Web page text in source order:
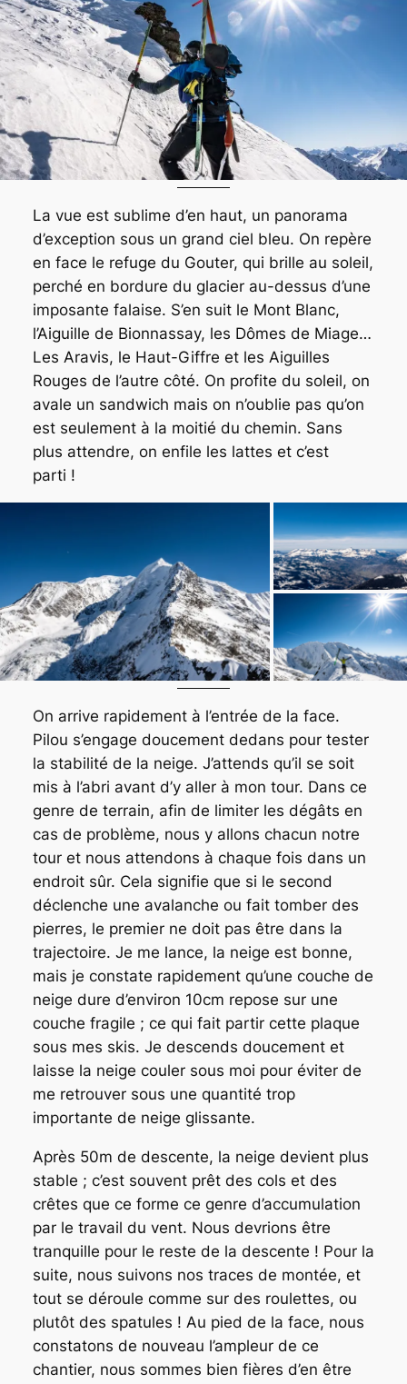
La vue est sublime d’en haut, un panorama
d’exception sous un grand ciel bleu. On repère
en face le refuge du Gouter, qui brille au soleil,
perché en bordure du glacier au-dessus d’une
imposante falaise. S’en suit le Mont Blanc,
l’Aiguille de Bionnassay, les Dômes de Miage…
Les Aravis, le Haut-Giffre et les Aiguilles
Rouges de l’autre côté. On profite du soleil, on
avale un sandwich mais on n’oublie pas qu’on
est seulement à la moitié du chemin. Sans
plus attendre, on enfile les lattes et c’est
parti !
On arrive rapidement à l’entrée de la face.
Pilou s’engage doucement dedans pour tester
la stabilité de la neige. J’attends qu’il se soit
mis à l’abri avant d’y aller à mon tour. Dans ce
genre de terrain, afin de limiter les dégâts en
cas de problème, nous y allons chacun notre
tour et nous attendons à chaque fois dans un
endroit sûr. Cela signifie que si le second
déclenche une avalanche ou fait tomber des
pierres, le premier ne doit pas être dans la
trajectoire. Je me lance, la neige est bonne,
mais je constate rapidement qu’une couche de
neige dure d’environ 10cm repose sur une
couche fragile ; ce qui fait partir cette plaque
sous mes skis. Je descends doucement et
laisse la neige couler sous moi pour éviter de
me retrouver sous une quantité trop
importante de neige glissante.
Après 50m de descente, la neige devient plus
stable ; c’est souvent prêt des cols et des
crêtes que ce forme ce genre d’accumulation
par le travail du vent. Nous devrions être
tranquille pour le reste de la descente ! Pour la
suite, nous suivons nos traces de montée, et
tout se déroule comme sur des roulettes, ou
plutôt des spatules ! Au pied de la face, nous
constatons de nouveau l’ampleur de ce
chantier, nous sommes bien fières d’en être